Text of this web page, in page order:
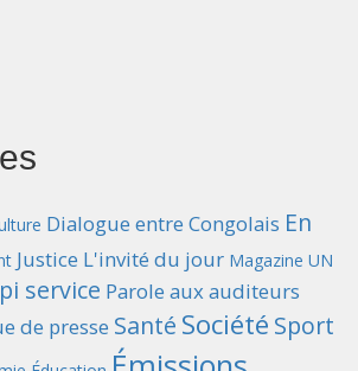
Dialogue entre Congolais En
Justice L'invité du jour Magazine UN
service Parole aux auditeurs
de presse Santé Société Sport